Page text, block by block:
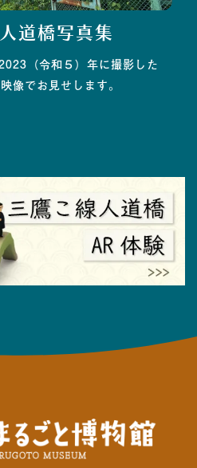
道橋写真集
（令和５）年に撮影した
像でお見せします。